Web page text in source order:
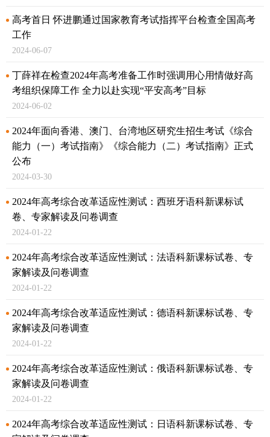
高考首日 怀进鹏通过国家教育考试指挥平台检查全国高考
工作
2024-06-07
丁薛祥在检查2024年高考准备工作时强调 用心用情做好高
考组织保障工作 全力以赴实现“平安高考”目标
2024-06-02
2024年面向香港、澳门、台湾地区研究生招生考试《综合
能力（一）考试指南》
《综合能力（二）考试指南》正式
公布
2024-03-30
2024年高考综合改革适应性测试：西班牙语科新课标试
卷、专家解读及问卷调查
2024-01-22
2024年高考综合改革适应性测试：法语科新课标试卷、专
家解读及问卷调查
2024-01-22
2024年高考综合改革适应性测试：德语科新课标试卷、专
家解读及问卷调查
2024-01-22
2024年高考综合改革适应性测试：俄语科新课标试卷、专
家解读及问卷调查
2024-01-22
2024年高考综合改革适应性测试：日语科新课标试卷、专